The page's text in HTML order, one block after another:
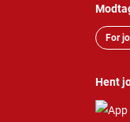
For
Hent